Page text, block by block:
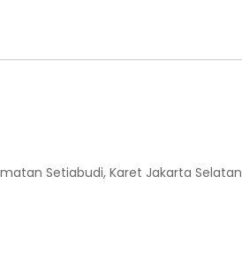
Setiabudi, Karet Jakarta Selatan